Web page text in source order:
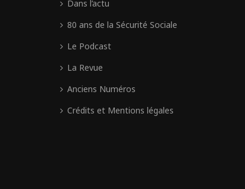
Dans l’actu
80 ans de la Sécurité Sociale
Le Podcast
La Revue
Anciens Numéros
Crédits et Mentions légales